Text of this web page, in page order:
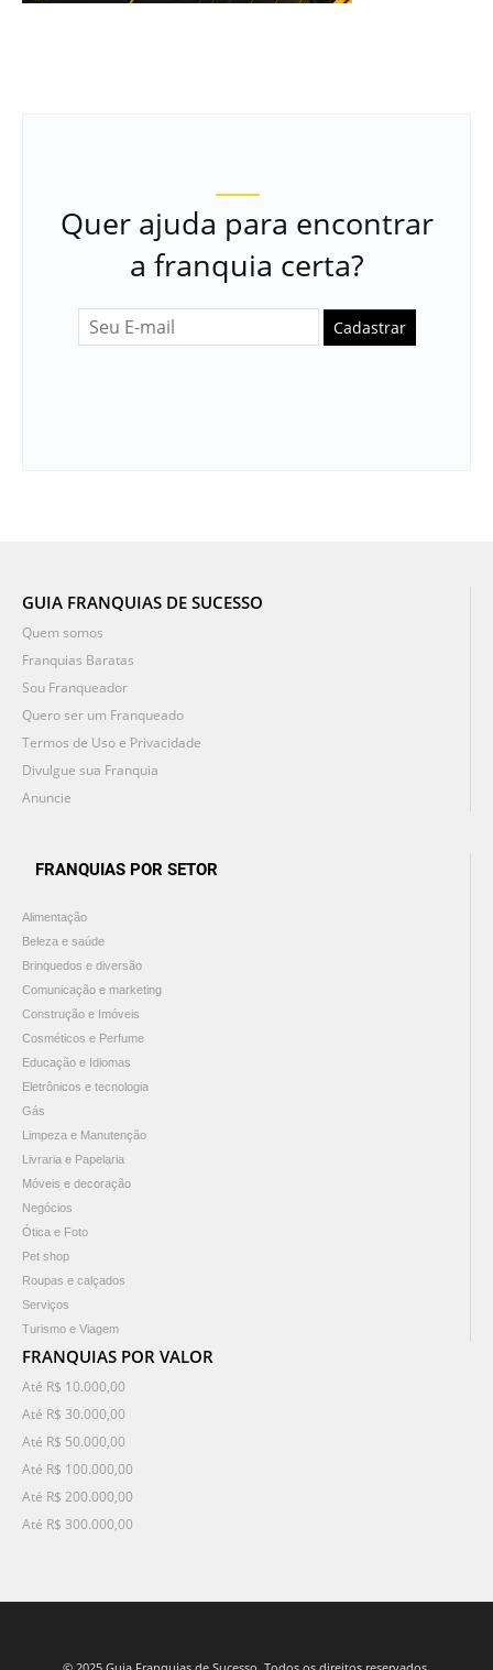
Quer ajuda para encontrar
a franquia certa?
Cadastrar
GUIA FRANQUIAS DE SUCESSO
Quem somos
Franquias Baratas
Sou Franqueador
Quero ser um Franqueado
Termos de Uso e Privacidade
Divulgue sua Franquia
Anuncie
FRANQUIAS POR SETOR
Alimentação
Beleza e saúde
Brinquedos e diversão
Comunicação e marketing
Construção e Imóveis
Cosméticos e Perfume
Educação e Idiomas
Eletrônicos e tecnologia
Gás
Limpeza e Manutenção
Livraria e Papelaria
Móveis e decoração
Negócios
Ótica e Foto
Pet shop
Roupas e calçados
Serviços
Turismo e Viagem
FRANQUIAS POR VALOR
Até R$ 10.000,00
Até R$ 30.000,00
Até R$ 50.000,00
Até R$ 100.000,00
Até R$ 200.000,00
Até R$ 300.000,00